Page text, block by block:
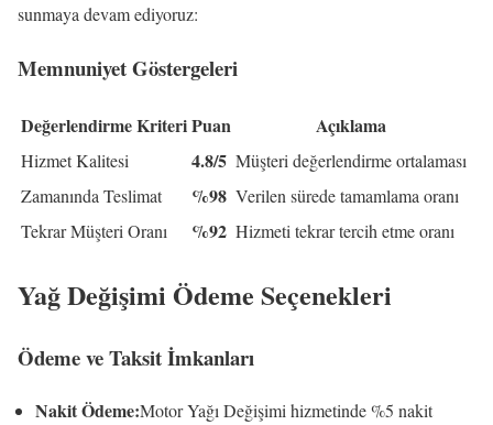
sunmaya devam ediyoruz:
Memnuniyet Göstergeleri
Değerlendirme KriteriPuan Açıklama
Hizmet Kalitesi 4.8/5 Müşteri değerlendirme ortalaması
Zamanında Teslimat
%98 Verilen sürede tamamlama oranı
Tekrar Müşteri Oranı
%92 Hizmeti tekrar tercih etme oranı
Yağ Değişimi Ödeme Seçenekleri
Ödeme ve Taksit İmkanları
Nakit Ödeme:Motor Yağı Değişimi hizmetinde %5 nakit